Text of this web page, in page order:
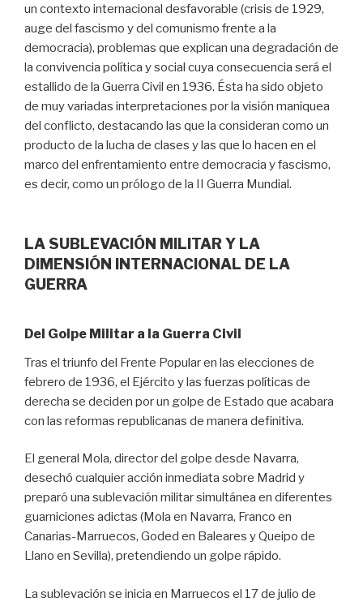
un contexto internacional desfavorable (crisis de 1929,
auge del fascismo y del comunismo frente a la
democracia), problemas que explican una degradación de
la convivencia política y social cuya consecuencia será el
estallido de la Guerra Civil en 1936. Ésta ha sido objeto
de muy variadas interpretaciones por la visión maniquea
del conflicto, destacando las que la consideran como un
producto de la lucha de clases y las que lo hacen en el
marco del enfrentamiento entre democracia y fascismo,
es decir, como un prólogo de la II Guerra Mundial.
LA SUBLEVACIÓN MILITAR Y LA
DIMENSIÓN INTERNACIONAL DE LA
GUERRA
Del Golpe Militar a la Guerra Civil
Tras el triunfo del Frente Popular en las elecciones de
febrero de 1936, el Ejército y las fuerzas políticas de
derecha se deciden por un golpe de Estado que acabara
con las reformas republicanas de manera definitiva.
El general Mola, director del golpe desde Navarra,
desechó cualquier acción inmediata sobre Madrid y
preparó una sublevación militar simultánea en diferentes
guarniciones adictas (Mola en Navarra, Franco en
Canarias-Marruecos, Goded en Baleares y Queipo de
Llano en Sevilla), pretendiendo un golpe rápido.
La sublevación se inicia en Marruecos el 17 de julio de